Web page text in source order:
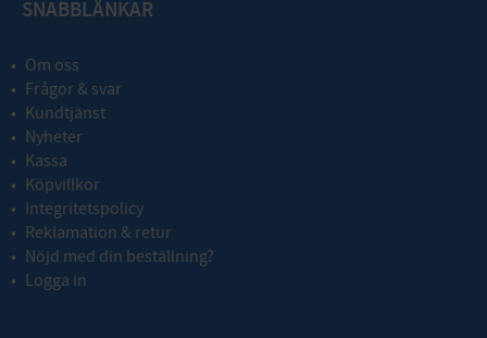
SNABBLÄNKAR
Om oss
Frågor & svar
Kundtjänst
Nyheter
Kassa
Köpvillkor
Integritetspolicy
Reklamation & retur
Nöjd med din beställning?
Logga in